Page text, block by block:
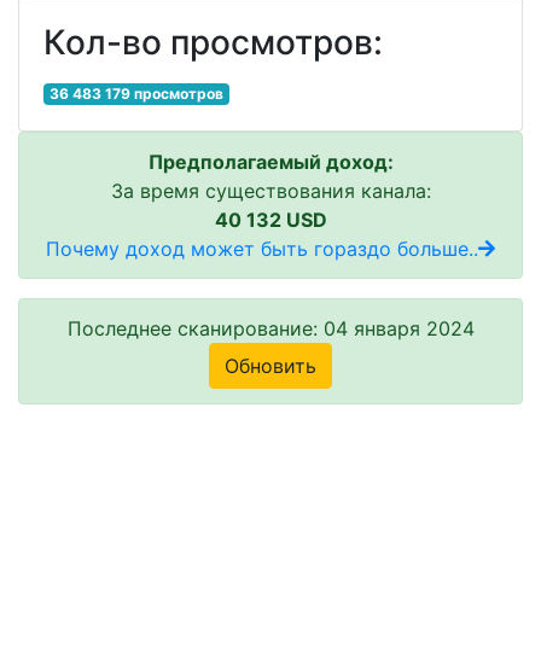
Кол-во просмотров:
36 483 179 просмотров
Предполагаемый доход:
За время существования канала:
40 132 USD
Почему доход может быть гораздо больше..
Последнее сканирование: 04 января 2024
Обновить